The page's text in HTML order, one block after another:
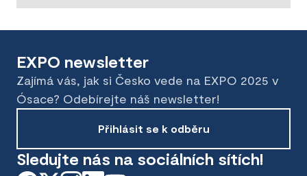
EXPO newsletter
Zajímá vás, jak si Česko vede na EXPO 2025 v
Ósace? Odebírejte náš newsletter!
Přihlásit se k odběru
Sledujte nás na sociálních sítích!